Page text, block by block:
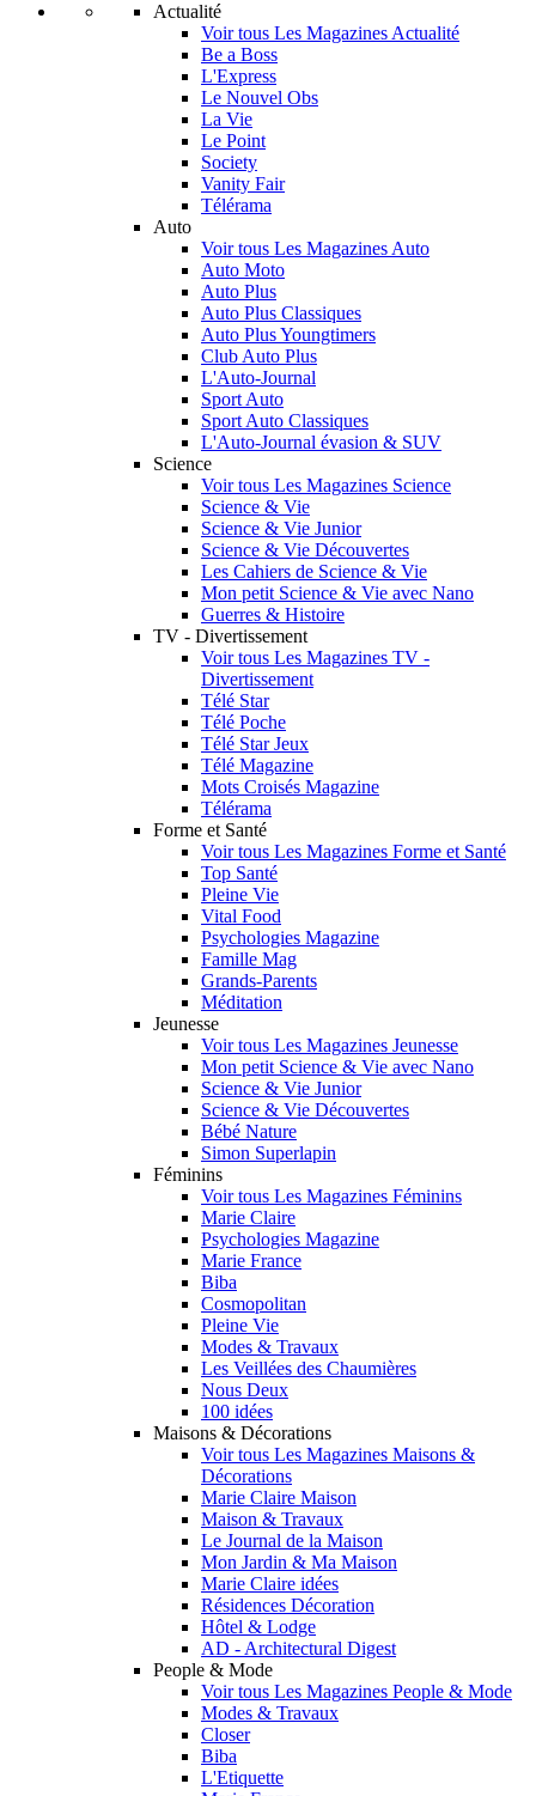
Actualité
Voir tous Les Magazines Actualité
Be a Boss
L'Express
Le Nouvel Obs
La Vie
Le Point
Society
Vanity Fair
Télérama
Auto
Voir tous Les Magazines Auto
Auto Moto
Auto Plus
Auto Plus Classiques
Auto Plus Youngtimers
Club Auto Plus
L'Auto-Journal
Sport Auto
Sport Auto Classiques
L'Auto-Journal évasion & SUV
Science
Voir tous Les Magazines Science
Science & Vie
Science & Vie Junior
Science & Vie Découvertes
Les Cahiers de Science & Vie
Mon petit Science & Vie avec Nano
Guerres & Histoire
TV - Divertissement
Voir tous Les Magazines TV -
Divertissement
Télé Star
Télé Poche
Télé Star Jeux
Télé Magazine
Mots Croisés Magazine
Télérama
Forme et Santé
Voir tous Les Magazines Forme et Santé
Top Santé
Pleine Vie
Vital Food
Psychologies Magazine
Famille Mag
Grands-Parents
Méditation
Jeunesse
Voir tous Les Magazines Jeunesse
Mon petit Science & Vie avec Nano
Science & Vie Junior
Science & Vie Découvertes
Bébé Nature
Simon Superlapin
Féminins
Voir tous Les Magazines Féminins
Marie Claire
Psychologies Magazine
Marie France
Biba
Cosmopolitan
Pleine Vie
Modes & Travaux
Les Veillées des Chaumières
Nous Deux
100 idées
Maisons & Décorations
Voir tous Les Magazines Maisons &
Décorations
Marie Claire Maison
Maison & Travaux
Le Journal de la Maison
Mon Jardin & Ma Maison
Marie Claire idées
Résidences Décoration
Hôtel & Lodge
AD - Architectural Digest
People & Mode
Voir tous Les Magazines People & Mode
Modes & Travaux
Closer
Biba
L'Etiquette